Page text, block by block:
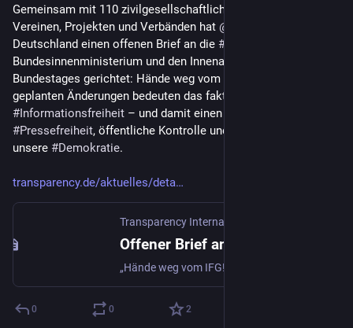
Gemeinsam mit 110 zivilgesellschaftlichen Organisationen,
Vereinen, Projekten und Verbänden hat @
Deutschland einen offenen Brief an die #
Bundesinnenministerium und den Innenausschuss des
Bundestages gerichtet: Hände weg vom
#Informationsfreiheit
#Pressefreiheit, öffentliche Kontrolle und das Vertrauen in
unsere #Demokratie.
transparency.de/aktuelles/deta
0 0 2